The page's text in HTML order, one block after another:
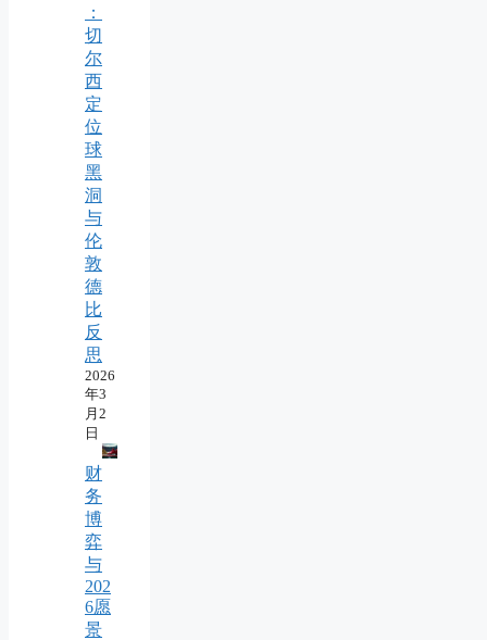
：
切
尔
西
定
位
球
黑
洞
与
伦
敦
德
比
反
思
2026
年3
月2
日
财
务
博
弈
与
202
6愿
景